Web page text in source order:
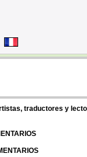
traductores y